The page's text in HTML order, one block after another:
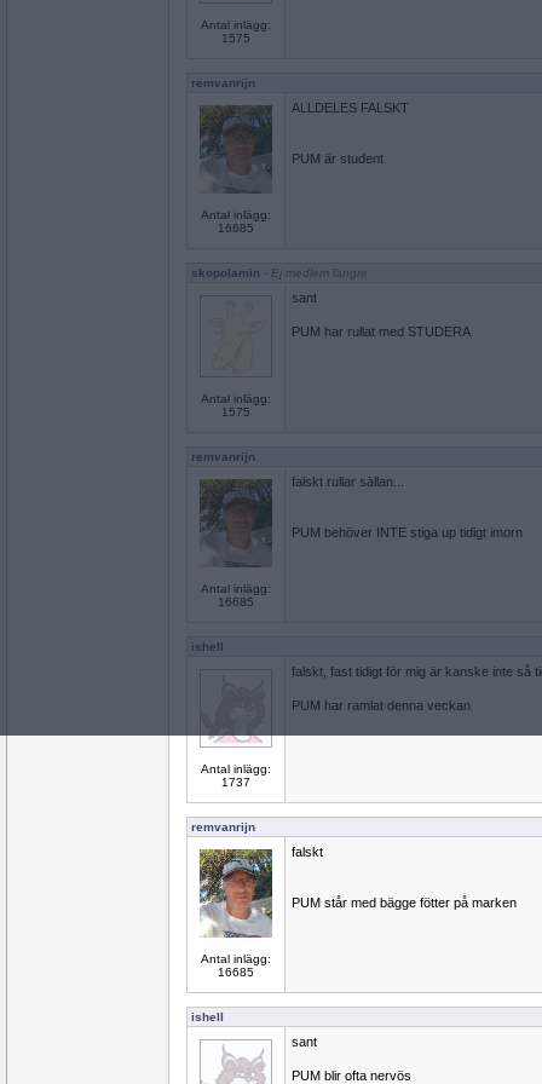
Antal inlägg:
1575
remvanrijn
Antal inlägg:
16685
ALLDELES FALSKT
PUM är student
skopolamin - Ej medlem längre
Antal inlägg:
1575
sant
PUM har rullat med STUDERA
remvanrijn
Antal inlägg:
16685
falskt rullar sällan...
PUM behöver INTE stiga up tidigt imorn
ishell
Antal inlägg:
1737
falskt, fast tidigt för mig är kanske inte så
PUM har ramlat denna veckan
remvanrijn
Antal inlägg:
16685
falskt
PUM står med bägge fötter på marken
ishell
sant
PUM blir ofta nervös